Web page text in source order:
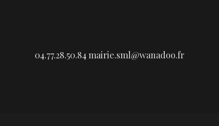
04.77.28.50.84 mairie.sml@wanadoo.fr